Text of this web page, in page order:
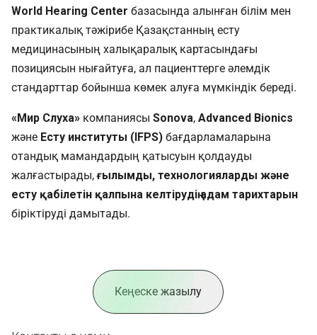
World Hearing Center базасында алынған білім мен
практикалық тәжірибе Қазақстанның есту
медицинасының халықаралық картасындағы
позициясын нығайтуға, ал пациенттерге әлемдік
стандарттар бойынша көмек алуға мүмкіндік береді.
«Мир Слуха» компаниясы Sonova, Advanced Bionics
және Есту институты (IFPS) бағдарламаларына
отандық мамандардың қатысуын қолдауды
жалғастырады,ғылымды, технологияларды және
есту қабілетін қалпына келтірудің адам тарихтарын
біріктіруді дамытады.
Кеңеске жазылу